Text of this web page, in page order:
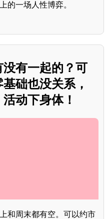
的一场人性博弈。
有一起的？可
础也没关系，
动下身体！
和周末都有空。可以约市